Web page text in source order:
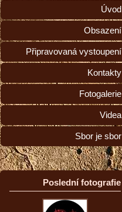
Úvod
Obsazení
Připravovaná vystoupení
Kontakty
Fotogalerie
Videa
Sbor je sbor
Poslední fotografie